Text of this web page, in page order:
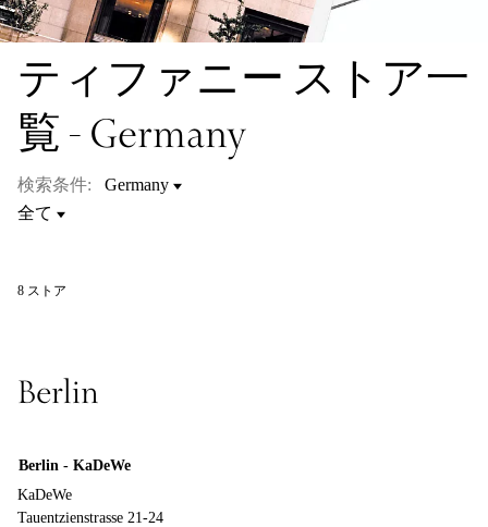
ティファニー ストア一
覧 - Germany
検索条件:
8 ストア
Berlin
Berlin - KaDeWe
KaDeWe
Tauentzienstrasse 21-24